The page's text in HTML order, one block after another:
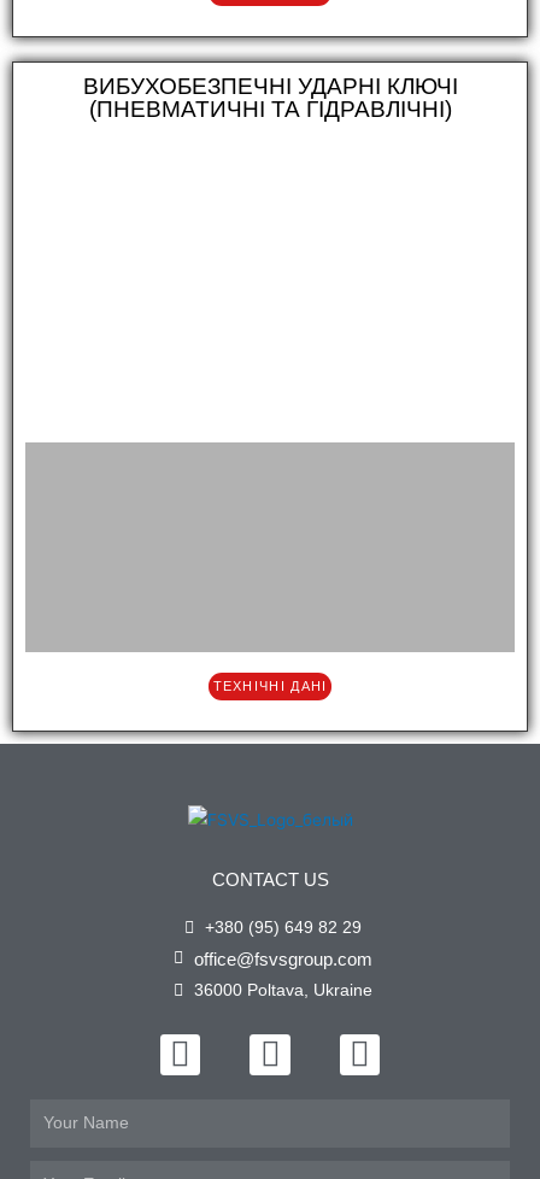
ВИБУХОБЕЗПЕЧНІ УДАРНІ КЛЮЧІ
(ПНЕВМАТИЧНІ ТА ГІДРАВЛІЧНІ)
ТЕХНІЧНІ ДАНІ
CONTACT US
+380 (95) 649 82 29
office@fsvsgroup.com
36000 Poltava, Ukraine